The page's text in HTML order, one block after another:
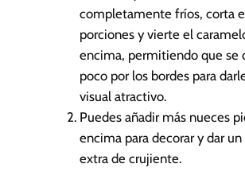
completamente fríos, corta
porciones y vierte el
encima, permitiendo que se
poco por los bordes para
visual atractivo.
Puedes añadir más nueces
encima para decorar y dar
extra de crujiente.